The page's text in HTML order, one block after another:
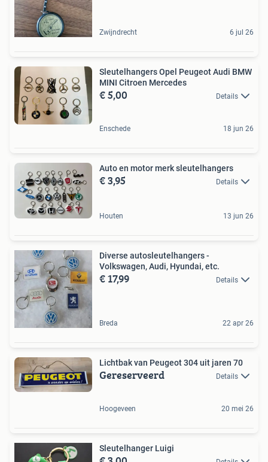
Zwijndrecht 6 jul 26
Sleutelhangers Opel Peugeot Audi BMW
MINI Citroen Mercedes
€ 5,00 Details
Enschede 18 jun 26
Auto en motor merk sleutelhangers
€ 3,95 Details
Houten 13 jun 26
Diverse autosleutelhangers -
Volkswagen, Audi, Hyundai, etc.
€ 17,99 Details
Breda 22 apr 26
Lichtbak van Peugeot 304 uit jaren 70
Gereserveerd Details
Hoogeveen 20 mei 26
Sleutelhanger Luigi